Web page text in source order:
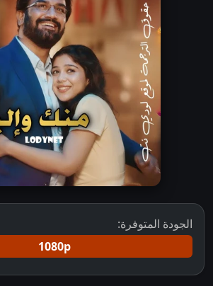
الجودة المتوفرة:
1080p